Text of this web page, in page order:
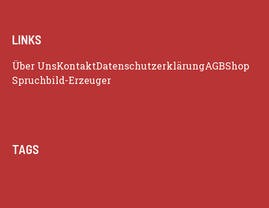
LINKS
Über UnsKontaktDatenschutzerklärungAGBShop
Spruchbild-Erzeuger
TAGS